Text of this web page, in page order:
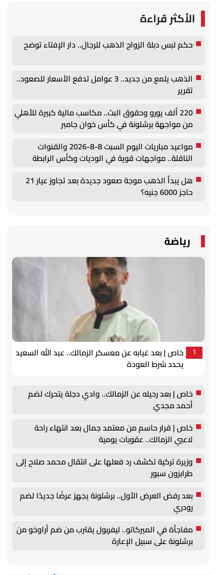
الأكثر قراءة
حكم لبس دبلة الزواج الذهب للرجال.. دار الإفتاء توضح
الذهب يلمع من جديد.. 3 عوامل تدفع الأسعار للصعود..
تقرير
220 ألف يورو وحقوق البث.. مكاسب مالية كبيرة للأهلي
من مواجهة برشلونة في كأس خوان جامبر
مواعيد مباريات اليوم السبت 8-8-2026 والقنوات
الناقلة.. مواجهات قوية في الوديات وكأس الرابطة
هل يبدأ الذهب موجة صعود جديدة بعد تجاوز عيار 21
حاجز 6000 جنيه؟
رياضة
1
خاص | بعد غيابه عن معسكر الزمالك.. عبد الله السعيد
يحدد شرط العودة
خاص | بعد رحيله عن الزمالك.. وادي دجلة يتحرك لضم
أحمد مجدي
خاص | قرار حاسم من معتمد جمال بعد انتهاء راحة
لاعبي الزمالك.. عقوبات يومية
وزيرة تركية تكشف رد فعلها على انتقال محمد صلاح إلى
طرابزون سبور
بعد رفض العرض الأول.. برشلونة يجهز عرضًا جديدًا لضم
رودري
مفاجأة في الميركاتو.. ليفربول يقترب من ضم أراوخو من
برشلونة على سبيل الإعارة